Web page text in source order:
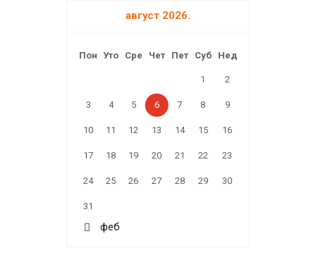
август 2026.
Пон Уто Сре Чет Пет Суб Нед
1 2
3 4 5 6 7 8 9
10 11 12 13 14 15 16
17 18 19 20 21 22 23
24 25 26 27 28 29 30
31
« феб